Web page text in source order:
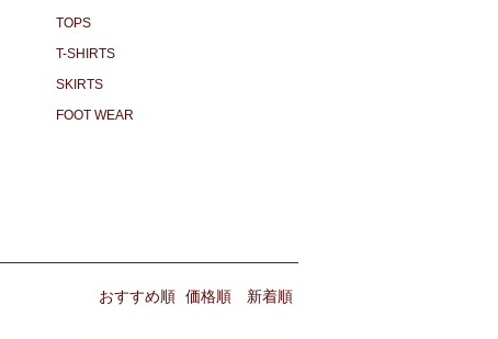
TOPS
T-SHIRTS
SKIRTS
FOOT WEAR
おすすめ順 価格順 新着順